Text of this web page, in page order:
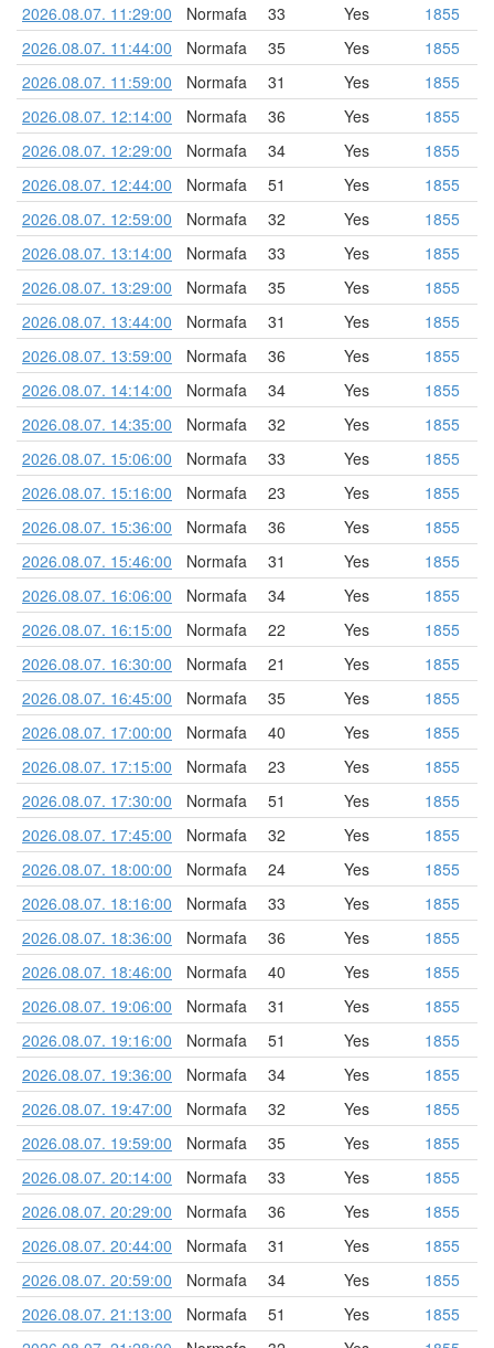
2026.08.07. 11:29:00
Normafa 33 Yes
1855
2026.08.07. 11:44:00
Normafa 35 Yes
1855
2026.08.07. 11:59:00
Normafa 31 Yes
1855
2026.08.07. 12:14:00
Normafa 36 Yes
1855
2026.08.07. 12:29:00
Normafa 34 Yes
1855
2026.08.07. 12:44:00
Normafa 51 Yes
1855
2026.08.07. 12:59:00
Normafa 32 Yes
1855
2026.08.07. 13:14:00
Normafa 33 Yes
1855
2026.08.07. 13:29:00
Normafa 35 Yes
1855
2026.08.07. 13:44:00
Normafa 31 Yes
1855
2026.08.07. 13:59:00
Normafa 36 Yes
1855
2026.08.07. 14:14:00
Normafa 34 Yes
1855
2026.08.07. 14:35:00
Normafa 32 Yes
1855
2026.08.07. 15:06:00
Normafa 33 Yes
1855
2026.08.07. 15:16:00
Normafa 23 Yes
1855
2026.08.07. 15:36:00
Normafa 36 Yes
1855
2026.08.07. 15:46:00
Normafa 31 Yes
1855
2026.08.07. 16:06:00
Normafa 34 Yes
1855
2026.08.07. 16:15:00
Normafa 22 Yes
1855
2026.08.07. 16:30:00
Normafa 21 Yes
1855
2026.08.07. 16:45:00
Normafa 35 Yes
1855
2026.08.07. 17:00:00
Normafa 40 Yes
1855
2026.08.07. 17:15:00
Normafa 23 Yes
1855
2026.08.07. 17:30:00
Normafa 51 Yes
1855
2026.08.07. 17:45:00
Normafa 32 Yes
1855
2026.08.07. 18:00:00
Normafa 24 Yes
1855
2026.08.07. 18:16:00
Normafa 33 Yes
1855
2026.08.07. 18:36:00
Normafa 36 Yes
1855
2026.08.07. 18:46:00
Normafa 40 Yes
1855
2026.08.07. 19:06:00
Normafa 31 Yes
1855
2026.08.07. 19:16:00
Normafa 51 Yes
1855
2026.08.07. 19:36:00
Normafa 34 Yes
1855
2026.08.07. 19:47:00
Normafa 32 Yes
1855
2026.08.07. 19:59:00
Normafa 35 Yes
1855
2026.08.07. 20:14:00
Normafa 33 Yes
1855
2026.08.07. 20:29:00
Normafa 36 Yes
1855
2026.08.07. 20:44:00
Normafa 31 Yes
1855
2026.08.07. 20:59:00
Normafa 34 Yes
1855
2026.08.07. 21:13:00
Normafa 51 Yes
1855